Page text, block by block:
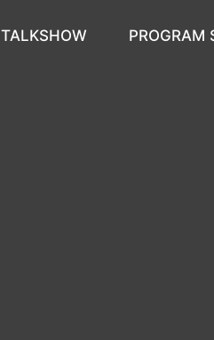
TALKSHOW PROGRAM